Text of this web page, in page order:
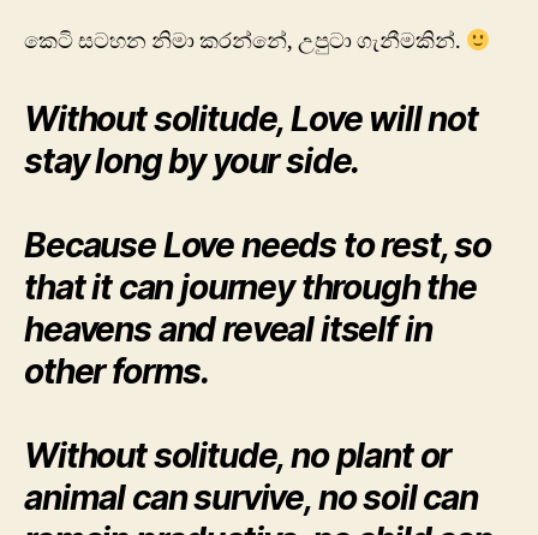
කෙටි සටහන නිමා කරන්නේ, උපුටා ගැනීමකින්.
Without solitude, Love will not
stay long by your side.
Because Love needs to rest, so
that it can journey through the
heavens and reveal itself in
other forms.
Without solitude, no plant or
animal can survive, no soil can